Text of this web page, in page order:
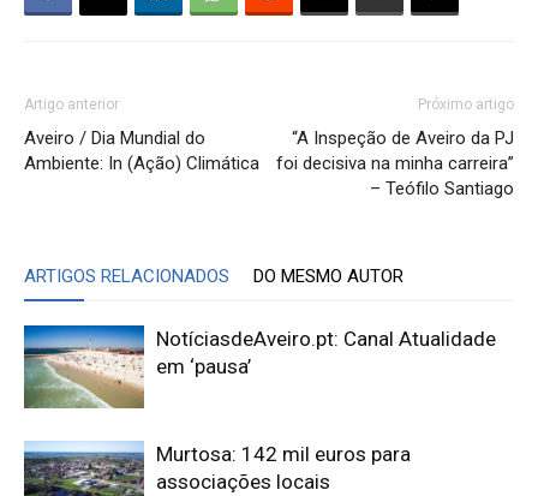
Artigo anterior
Aveiro / Dia Mundial do
Ambiente: In (Ação) Climática
Próximo artigo
“A Inspeção de Aveiro da PJ
foi decisiva na minha carreira”
– Teófilo Santiago
ARTIGOS RELACIONADOS DO MESMO AUTOR
NotíciasdeAveiro.pt: Canal Atualidade
em ‘pausa’
Murtosa: 142 mil euros para
associações locais